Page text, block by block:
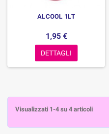
ALCOOL 1LT
1,95 €
DETTAGLI
Visualizzati 1-4 su 4 articoli